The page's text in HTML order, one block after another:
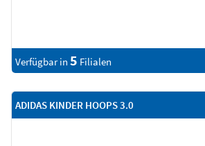
Verfügbar in 5 Filialen
ADIDAS KINDER HOOPS 3.0